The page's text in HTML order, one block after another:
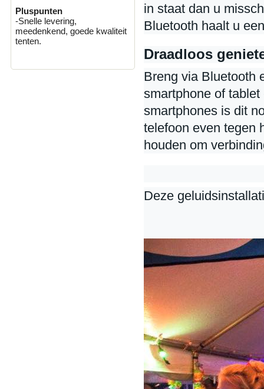
Pluspunten
-Snelle levering,
meedenkend, goede kwaliteit
tenten.
in staat dan u
Bluetooth haalt u
Draadloos
Breng via Bluetooth
smartphone of
smartphones is dit
telefoon even tegen
houden om
Deze